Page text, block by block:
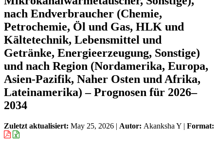
nach Endverbraucher (Chemie,
Petrochemie, Öl und Gas, HLK und
Kältetechnik, Lebensmittel und
Getränke, Energieerzeugung, Sonstige)
und nach Region (Nordamerika, Europa,
Asien-Pazifik, Naher Osten und Afrika,
Lateinamerika) – Prognosen für 2026–
2034
Zuletzt aktualisiert: May 25, 2026 | Autor: Akanksha Y | Format: